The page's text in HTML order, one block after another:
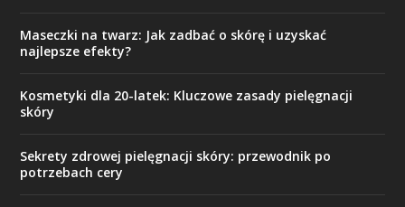
Maseczki na twarz: Jak zadbać o skórę i uzyskać
najlepsze efekty?
Kosmetyki dla 20-latek: Kluczowe zasady pielęgnacji
skóry
Sekrety zdrowej pielęgnacji skóry: przewodnik po
potrzebach cery